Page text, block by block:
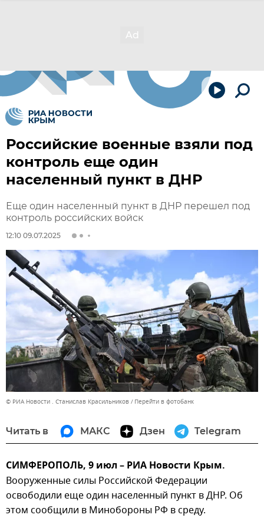
Российские военные взяли под
контроль еще один
населенный пункт в ДНР
Еще один населенный пункт в ДНР перешел под
контроль российских войск
12:10 09.07.2025
© РИА Новости . Станислав Красильников Перейти в фотобанк
Читать в МАКС Дзен Telegram
СИМФЕРОПОЛЬ, 9 июл – РИА Новости Крым.
Вооруженные силы Российской Федерации
освободили еще один населенный пункт в ДНР. Об
этом сообщили в Минобороны РФ в среду.